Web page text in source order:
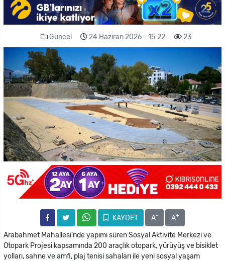
Güncel 24 Haziran 2026 - 15:22 23
KAYDET A- A+
Arabahmet Mahallesi’nde yapımı süren Sosyal Aktivite Merkezi ve
Otopark Projesi kapsamında 200 araçlık otopark, yürüyüş ve bisiklet
yolları, sahne ve amfi, plaj tenisi sahaları ile yeni sosyal yaşam